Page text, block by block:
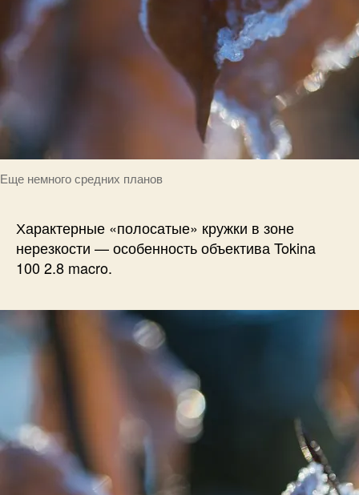
Еще немного средних планов
Характерные «полосатые» кружки в зоне
нерезкости — особенность объектива Tokina
100 2.8 macro.